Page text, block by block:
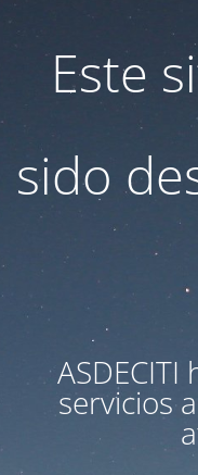
Este
sido
servicios